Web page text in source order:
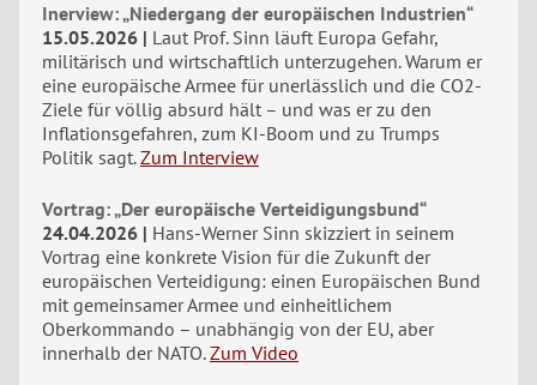
Inerview: „Niedergang der europäischen Industrien“
15.05.2026
Laut Prof. Sinn läuft Europa Gefahr,
militärisch und wirtschaftlich unterzugehen. Warum er
eine europäische Armee für unerlässlich und die CO2-
Ziele für völlig absurd hält – und was er zu den
Inflationsgefahren, zum KI-Boom und zu Trumps
Politik sagt. Zum Interview
Vortrag: „Der europäische Verteidigungsbund“
24.04.2026
Hans-Werner Sinn skizziert in seinem
Vortrag eine konkrete Vision für die Zukunft der
europäischen Verteidigung: einen Europäischen Bund
mit gemeinsamer Armee und einheitlichem
Oberkommando – unabhängig von der EU, aber
innerhalb der NATO. Zum Video